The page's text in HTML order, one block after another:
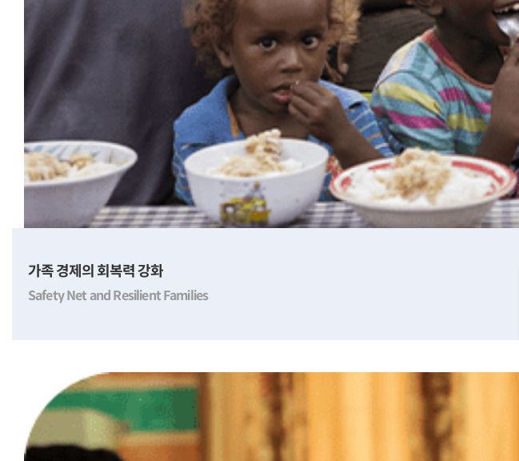
가족 경제의 회복력 강화
Safety Net and Resilient Families